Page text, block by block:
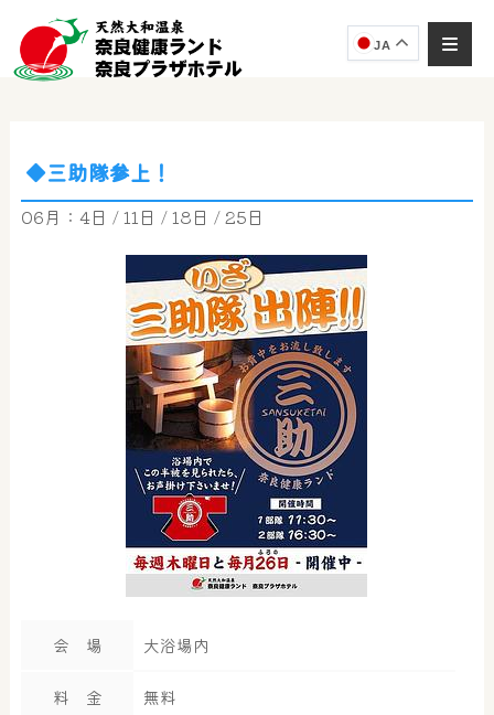
JA
◆三助隊参上！
06月：4日 / 11日 / 18日 / 25日
会 場 大浴場内
料 金 無料